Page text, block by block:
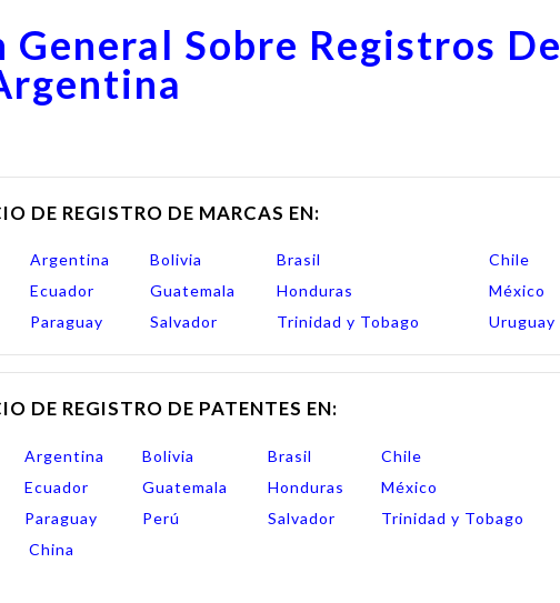
Sobre Registros De
DE REGISTRO DE MARCAS EN:
Argentina Bolivia Brasil Chile
Ecuador Guatemala Honduras México
Paraguay Salvador Trinidad y Tobago Uruguay
DE REGISTRO DE PATENTES EN:
Argentina Bolivia Brasil Chile
Ecuador Guatemala Honduras México
Paraguay Perú Salvador Trinidad y Tobago
China